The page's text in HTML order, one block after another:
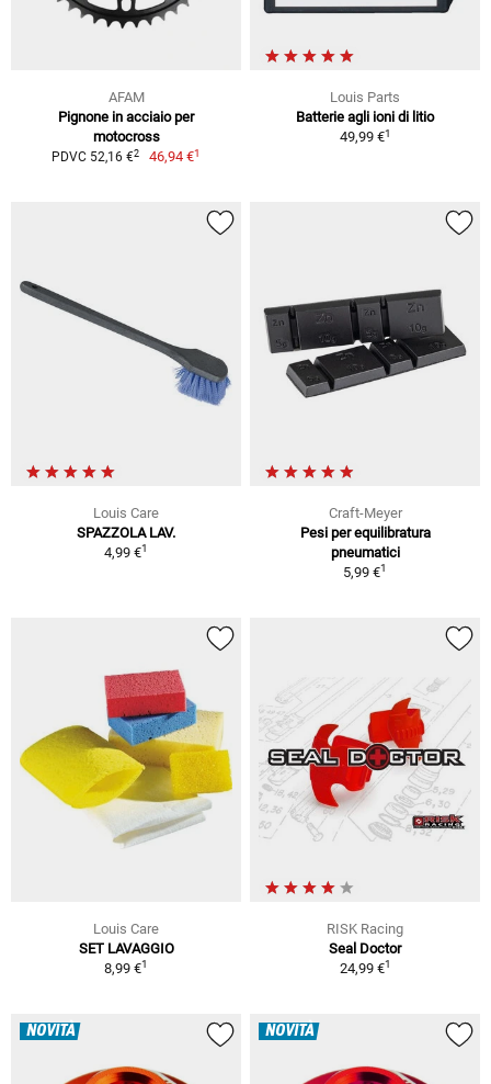
AFAM
Pignone in acciaio per
motocross
PDVC 52,16 €2 46,94 €1
Louis Parts
Batterie agli ioni di litio
49,99 €1
Louis Care
SPAZZOLA LAV.
4,99 €1
Craft-Meyer
Pesi per equilibratura
pneumatici
5,99 €1
Louis Care
SET LAVAGGIO
8,99 €1
RISK Racing
Seal Doctor
24,99 €1
NOVITÀ NOVITÀ